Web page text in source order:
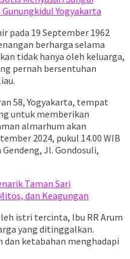
Yogyakarta
pada 19 September 1962
berharga selama
tidak hanya oleh keluarga,
pernah bersentuhan
58, Yogyakarta, tempat
untuk memberikan
almarhum akan
2024, pukul 14.00 WIB
Jl. Gondosuli,
Taman Sari
dan Keagungan
istri tercinta, Ibu RR Arum
yang ditinggalkan.
dan ketabahan menghadapi